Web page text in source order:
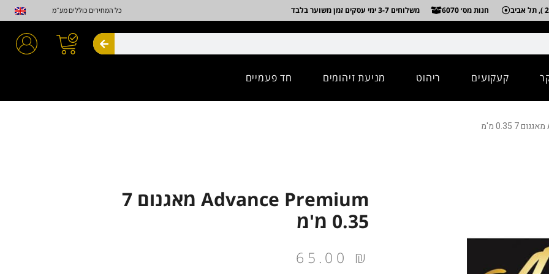
חנות מס׳ 6070 משלוחים 3-7 ימי עסקים זמן משוער בלבד כל המחירים כוללים מע״מ
חיפוש
קעקועים ריהוט מניעת זיהומים חד פעמיים
Advance Premium מאגנום 7
0.35 מ'מ
65.00 ₪